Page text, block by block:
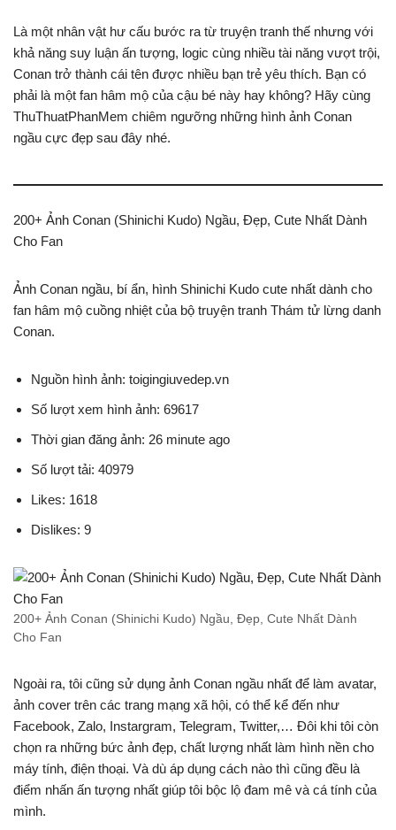
Là một nhân vật hư cấu bước ra từ truyện tranh thế nhưng với
khả năng suy luận ấn tượng, logic cùng nhiều tài năng vượt trội,
Conan trở thành cái tên được nhiều bạn trẻ yêu thích. Bạn có
phải là một fan hâm mộ của cậu bé này hay không? Hãy cùng
ThuThuatPhanMem chiêm ngưỡng những hình ảnh Conan
ngầu cực đẹp sau đây nhé.
200+ Ảnh Conan (Shinichi Kudo) Ngầu, Đẹp, Cute Nhất Dành
Cho Fan
Ảnh Conan ngầu, bí ẩn, hình Shinichi Kudo cute nhất dành cho
fan hâm mộ cuồng nhiệt của bộ truyện tranh Thám tử lừng danh
Conan.
Nguồn hình ảnh: toigingiuvedep.vn
Số lượt xem hình ảnh: 69617
Thời gian đăng ảnh: 26 minute ago
Số lượt tải: 40979
Likes: 1618
Dislikes: 9
200+ Ảnh Conan (Shinichi Kudo) Ngầu, Đẹp, Cute Nhất Dành
Cho Fan
Ngoài ra, tôi cũng sử dụng ảnh Conan ngầu nhất để làm avatar,
ảnh cover trên các trang mạng xã hội, có thể kể đến như
Facebook, Zalo, Instargram, Telegram, Twitter,… Đôi khi tôi còn
chọn ra những bức ảnh đẹp, chất lượng nhất làm hình nền cho
máy tính, điện thoại. Và dù áp dụng cách nào thì cũng đều là
điểm nhấn ấn tượng nhất giúp tôi bộc lộ đam mê và cá tính của
mình.